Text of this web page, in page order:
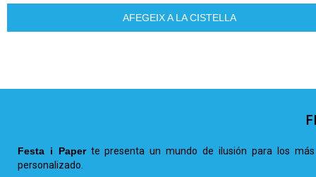
AFEGEIX A LA CISTELLA
Festa i Paperte presenta un mundo de ilusión para los más
personalizado.